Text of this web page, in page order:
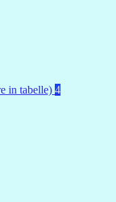
in tabelle) 4